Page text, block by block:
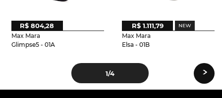
Max Mara
Glimpse5 - 01A
R$ 804,28
Max Mara
Elsa - 01B
R$ 1.111,79
1/4 ›